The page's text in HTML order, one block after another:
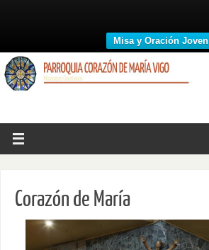
Misa y Oración Joven
Corazón de María